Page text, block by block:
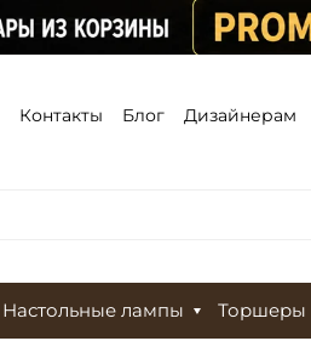
Контакты Блог Дизайнерам
Настольные лампы Торшеры